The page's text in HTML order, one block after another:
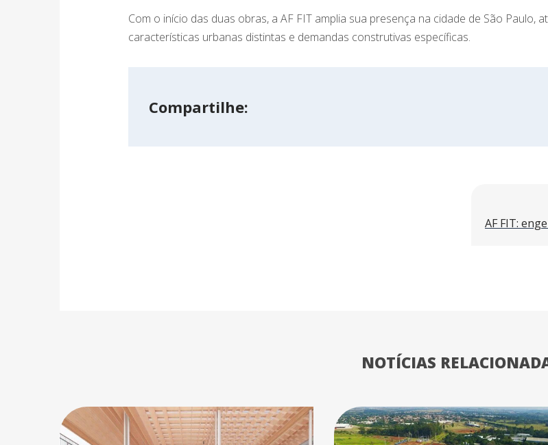
Com o início das duas obras, a AF FIT amplia sua presença na cidade de São Paulo,
características urbanas distintas e demandas construtivas específicas.
Compartilhe:
NOTÍCIAS